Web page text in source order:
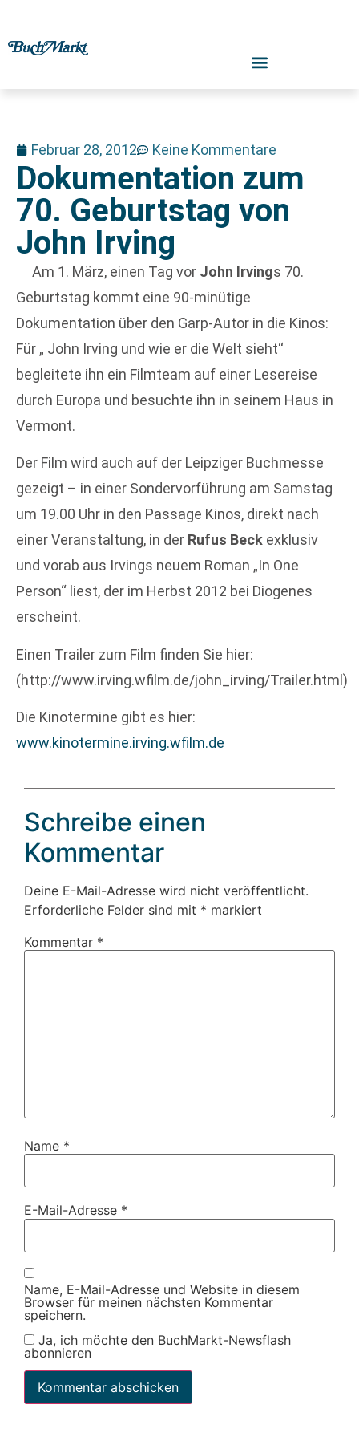
Februar 28, 2012 Keine Kommentare
Dokumentation zum
70. Geburtstag von
John Irving
Am 1. März, einen Tag vor John Irvings 70.
Geburtstag kommt eine 90-minütige
Dokumentation über den Garp-Autor in die Kinos:
Für „ John Irving und wie er die Welt sieht“
begleitete ihn ein Filmteam auf einer Lesereise
durch Europa und besuchte ihn in seinem Haus in
Vermont.
Der Film wird auch auf der Leipziger Buchmesse
gezeigt – in einer Sondervorführung am Samstag
um 19.00 Uhr in den Passage Kinos, direkt nach
einer Veranstaltung, in der Rufus Beck exklusiv
und vorab aus Irvings neuem Roman „In One
Person“ liest, der im Herbst 2012 bei Diogenes
erscheint.
Einen Trailer zum Film finden Sie hier:
(http://www.irving.wfilm.de/john_irving/Trailer.html)
Die Kinotermine gibt es hier:
www.kinotermine.irving.wfilm.de
Schreibe einen
Kommentar
Deine E-Mail-Adresse wird nicht veröffentlicht.
Erforderliche Felder sind mit * markiert
Kommentar *
Name *
E-Mail-Adresse *
Name, E-Mail-Adresse und Website in diesem
Browser für meinen nächsten Kommentar
speichern.
Ja, ich möchte den BuchMarkt-Newsflash
abonnieren